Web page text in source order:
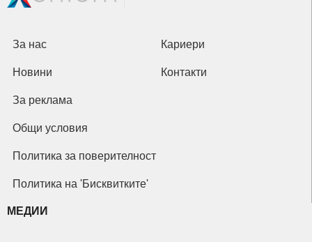
За нас Кариери
Новини Контакти
За реклама
Общи условия
Политика за поверителност
Политика на 'Бисквитките'
МЕДИИ